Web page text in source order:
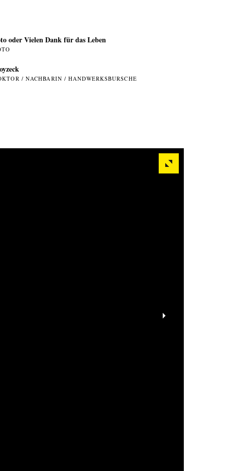
oder Vielen Dank für das Leben
/ NACHBARIN / HANDWERKSBURSCHE